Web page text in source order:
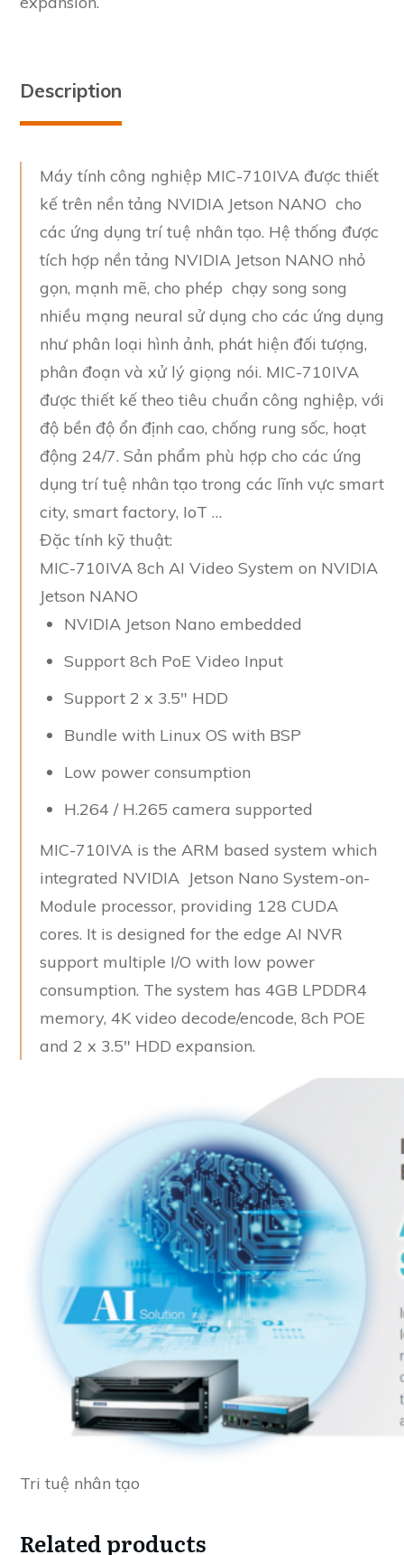
Description
Máy tính công nghiệp MIC-710IVA được thiết
kế trên nền tảng NVIDIA Jetson NANO cho
các ứng dụng trí tuệ nhân tạo. Hệ thống được
tích hợp nền tảng NVIDIA Jetson NANO nhỏ
gọn, mạnh mẽ, cho phép chạy song song
nhiều mạng neural sử dụng cho các ứng dụng
như phân loại hình ảnh, phát hiện đối tượng,
phân đoạn và xử lý giọng nói. MIC-710IVA
được thiết kế theo tiêu chuẩn công nghiệp, với
độ bền độ ổn định cao, chống rung sốc, hoạt
động 24/7. Sản phẩm phù hợp cho các ứng
dụng trí tuệ nhân tạo trong các lĩnh vực smart
city, smart factory, IoT …
Đặc tính kỹ thuật:
MIC-710IVA 8ch AI Video System on NVIDIA
Jetson NANO
NVIDIA Jetson Nano embedded
Support 8ch PoE Video Input
Support 2 x 3.5″ HDD
Bundle with Linux OS with BSP
Low power consumption
H.264 / H.265 camera supported
MIC-710IVA is the ARM based system which
integrated NVIDIA Jetson Nano System-on-
Module processor, providing 128 CUDA
cores. It is designed for the edge AI NVR
support multiple I/O with low power
consumption. The system has 4GB LPDDR4
memory, 4K video decode/encode, 8ch POE
and 2 x 3.5″ HDD expansion.
Tri tuệ nhân tạo
Related products